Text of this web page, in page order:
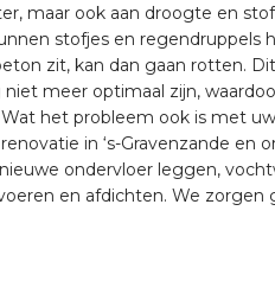
maar ook aan droogte en
stofjes en regendruppels
zit, kan dan gaan rotten.
meer optimaal zijn,
het probleem ook is met
in ‘s-Gravenzande en
ondervloer leggen,
en afdichten. We zorgen